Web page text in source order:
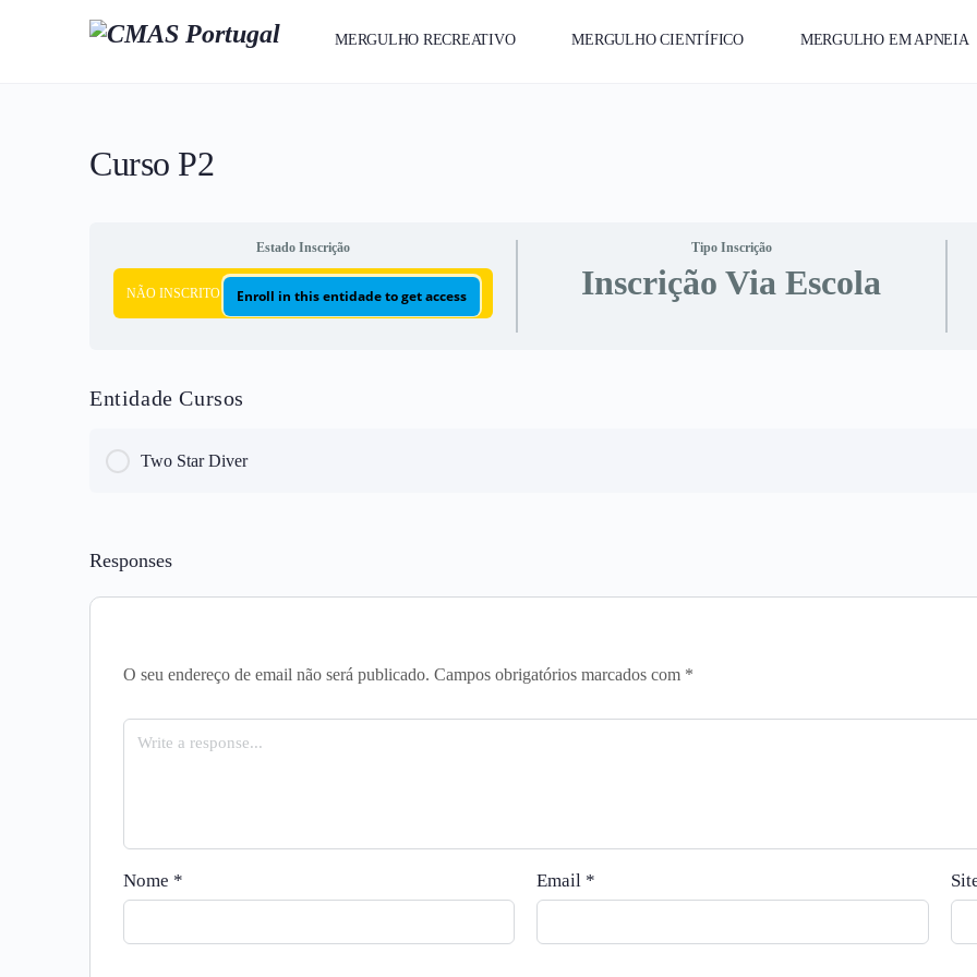
MERGULHO RECREATIVO MERGULHO CIENTÍFICO MERGULHO EM APNEIA
Curso P2
Estado Inscrição
NÃO INSCRITO Enroll in this entidade to get access
Tipo Inscrição
Inscrição Via Escola
Entidade Cursos
Two Star Diver
Responses
O seu endereço de email não será publicado. Campos obrigatórios marcados com *
Nome * Email *